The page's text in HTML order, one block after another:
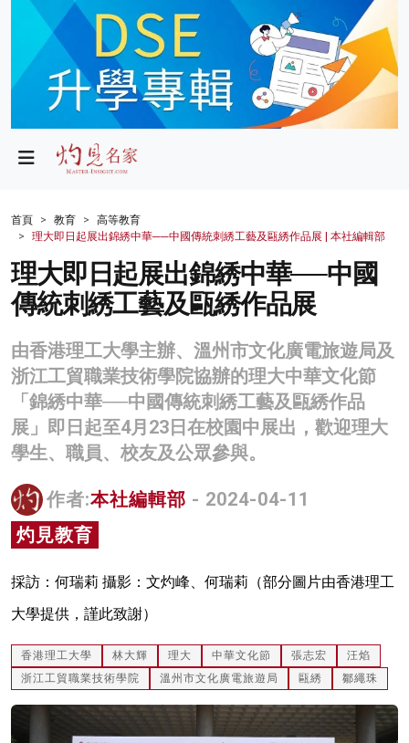
政局
財經
生活
健康
商業
科技
影片
名家榜
關於我們
首頁 教育
高等教育
理大即日起展出錦綉中華──中國傳統刺綉工藝及甌綉作品展 | 本社編輯部
理大即日起展出錦綉中華──中國
傳統刺綉工藝及甌綉作品展
由香港理工大學主辦、溫州市文化廣電旅遊局及
浙江工貿職業技術學院協辦的理大中華文化節
「錦綉中華──中國傳統刺綉工藝及甌綉作品
展」即日起至4月23日在校園中展出，歡迎理大
學生、職員、校友及公眾參與。
作者:本社編輯部 - 2024-04-11
灼見教育
採訪：何瑞莉 攝影：文灼峰、何瑞莉（部分圖片由香港理工
大學提供，謹此致謝）
香港理工大學 林大輝 理大 中華文化節 張志宏
汪焰
浙江工貿職業技術學院
溫州市文化廣電旅遊局 甌綉 鄒繩珠